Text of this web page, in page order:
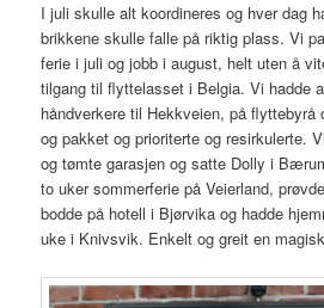
I juli skulle alt koordineres og hver dag
brikkene skulle falle på riktig plass. Vi
ferie i juli og jobb i august, helt uten å
tilgang til flyttelasset i Belgia. Vi hadde
håndverkere til Hekkveien, på
og pakket og prioriterte og resirkulerte.
og tømte garasjen og satte Dolly i
to uker sommerferie på Veierland,
bodde på hotell i Bjørvika og hadde
uke i Knivsvik. Enkelt og greit en